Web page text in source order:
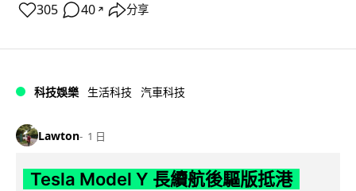
305 40 ↗ 分享
科技娛樂 生活科技 汽車科技
Lawton 1 日
Tesla Model Y 長續航後驅版抵港